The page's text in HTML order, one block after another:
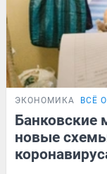
ЭКОНОМИКА ВСЁ
Банковские
новые